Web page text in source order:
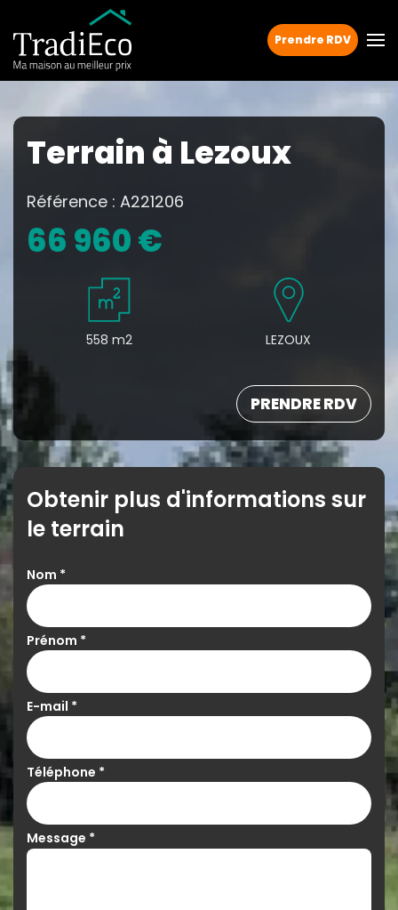
Prendre RDV
Terrain à Lezoux
Référence : A221206
66 960 €
558 m2 LEZOUX
PRENDRE RDV
Obtenir plus d'informations sur
le terrain
Nom *
Prénom *
E-mail *
Téléphone *
Message *